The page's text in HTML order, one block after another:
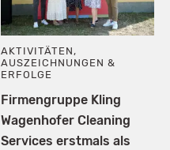
AKTIVITÄTEN,
AUSZEICHNUNGEN &
ERFOLGE
Firmengruppe Kling
Wagenhofer Cleaning
Services erstmals als